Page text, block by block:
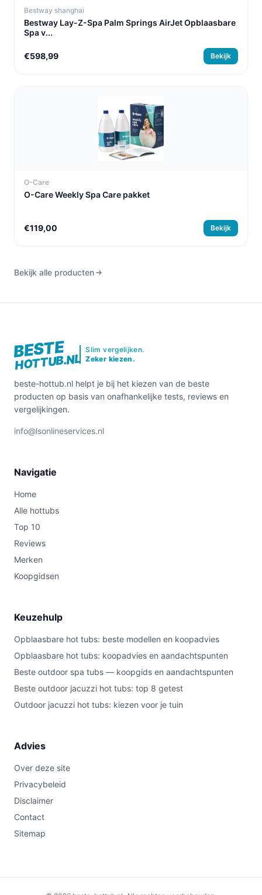
Bestway shanghai
Bestway Lay-Z-Spa Palm Springs AirJet Opblaasbare
Spa v...
€598,99 Bekijk
O-Care
O-Care Weekly Spa Care pakket
€119,00 Bekijk
Bekijk alle producten
BESTE
HOTTUB.NL
Slim vergelijken.
Zeker kiezen.
beste-hottub.nl helpt je bij het kiezen van de beste
producten op basis van onafhankelijke tests, reviews en
vergelijkingen.
info@lsonlineservices.nl
Navigatie
Home
Alle hottubs
Top 10
Reviews
Merken
Koopgidsen
Keuzehulp
Opblaasbare hot tubs: beste modellen en koopadvies
Opblaasbare hot tubs: koopadvies en aandachtspunten
Beste outdoor spa tubs — koopgids en aandachtspunten
Beste outdoor jacuzzi hot tubs: top 8 getest
Outdoor jacuzzi hot tubs: kiezen voor je tuin
Advies
Over deze site
Privacybeleid
Disclaimer
Contact
Sitemap